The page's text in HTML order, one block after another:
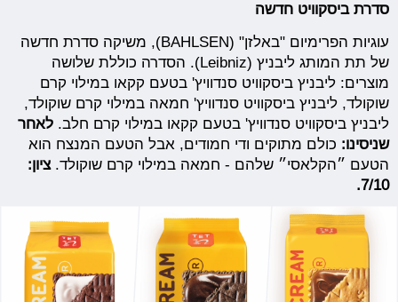
סדרת ביסקוויט חדשה
עוגיות הפרימיום "באלזן" (BAHLSEN), משיקה סדרת חדשה
של תת המותג ליבניץ (Leibniz). הסדרה כוללת שלושה
מוצרים: ליבניץ ביסקוויט סנדוויץ' בטעם קקאו במילוי קרם
שוקולד, ליבניץ ביסקוויט סנדוויץ' חמאה במילוי קרם שוקולד,
ליבניץ ביסקוויט סנדוויץ' בטעם קקאו במילוי קרם חלב. לאחר
שניסינו: כולם מתוקים ודי חמודים, אבל הטעם המנצח הוא
הטעם ״הקלאסי״ שלהם - חמאה במילוי קרם שוקולד.ציון:
7/10.